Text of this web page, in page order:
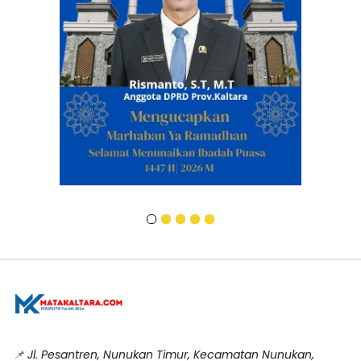
📌 Jl. Pesantren, Nunukan Timur, Kecamatan Nunukan,